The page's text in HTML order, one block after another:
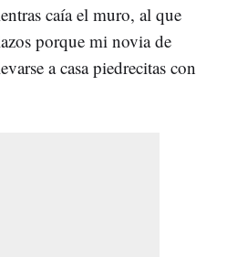
caía el muro, al que
porque mi novia de
a casa piedrecitas con